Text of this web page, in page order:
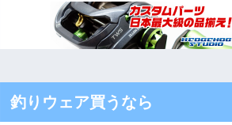
釣りウェア買うなら